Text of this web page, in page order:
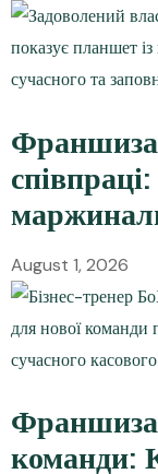
Франшиза
August 1, 2026
команди: